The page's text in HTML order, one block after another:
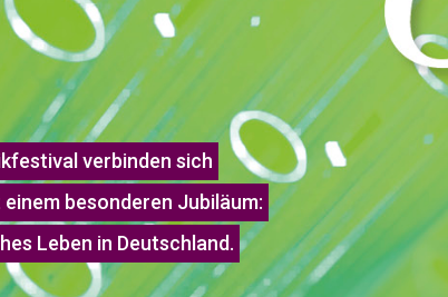
verbinden sich
besonderen Jubiläum:
Leben in Deutschland.